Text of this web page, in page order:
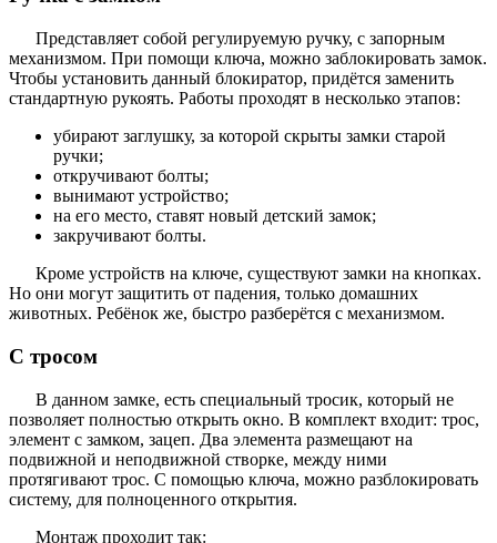
Представляет собой регулируемую ручку, с запорным
механизмом. При помощи ключа, можно заблокировать замок.
Чтобы установить данный блокиратор, придётся заменить
стандартную рукоять. Работы проходят в несколько этапов:
убирают заглушку, за которой скрыты замки старой
ручки;
откручивают болты;
вынимают устройство;
на его место, ставят новый детский замок;
закручивают болты.
Кроме устройств на ключе, существуют замки на кнопках.
Но они могут защитить от падения, только домашних
животных. Ребёнок же, быстро разберётся с механизмом.
С тросом
В данном замке, есть специальный тросик, который не
позволяет полностью открыть окно. В комплект входит: трос,
элемент с замком, зацеп. Два элемента размещают на
подвижной и неподвижной створке, между ними
протягивают трос. С помощью ключа, можно разблокировать
систему, для полноценного открытия.
Монтаж проходит так: